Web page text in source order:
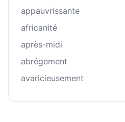
appauvrissante
africanité
après-midi
abrégement
avaricieusement